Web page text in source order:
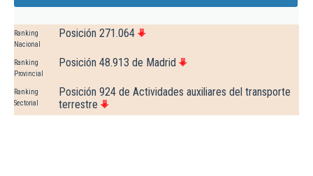
Ranking
Nacional
Posición 271.064
Ranking
Provincial
Posición 48.913 de Madrid
Ranking
Sectorial
Posición 924 de Actividades auxiliares del transporte
terrestre